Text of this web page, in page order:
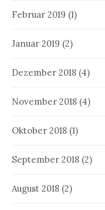
Februar 2019 (1)
Januar 2019 (2)
Dezember 2018 (4)
November 2018 (4)
Oktober 2018 (1)
September 2018 (2)
August 2018 (2)